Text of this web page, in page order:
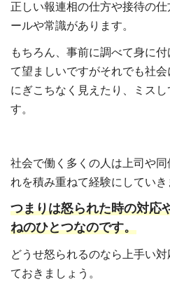
正しい報連相の仕方や接待の
ールや常識があります。
もちろん、事前に調べて身に
て望ましいですがそれでも社
にぎこちなく見えたり、ミス
す。
社会で働く多くの人は上司や
れを積み重ねて経験にしていき
つまりは怒られた時の対応
ねのひとつなのです。
どうせ怒られるのなら上手い
ておきましょう。